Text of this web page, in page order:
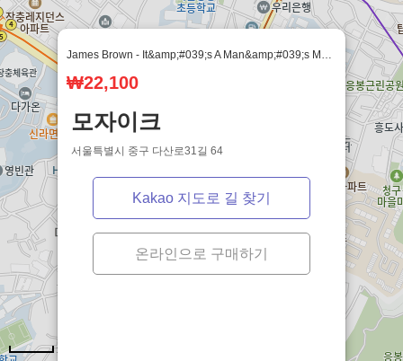
100m
James Brown - It&amp;#039;s A Man&amp;#039;s Man&amp;#039;s World: Soul Brother #1(실사진 아님)
₩22,100
모자이크
서울특별시 중구 다산로31길 64
Kakao 지도로 길 찾기
온라인으로 구매하기